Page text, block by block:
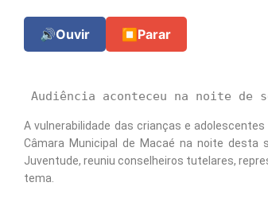
🔊Ouvir ⏹ Parar
A vulnerabilidade das crianças e
Câmara Municipal de Macaé na noite desta
Juventude, reuniu conselheiros tutelares,
tema.